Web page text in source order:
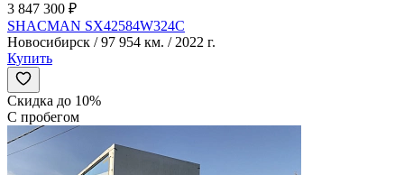
3 847 300 ₽
SHACMAN SX42584W324C
Новосибирск / 97 954 км. / 2022 г.
Купить
Скидка до 10%
С пробегом